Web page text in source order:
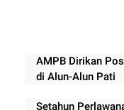
AMPB Dirikan
di Alun-Alun Pati
Setahun